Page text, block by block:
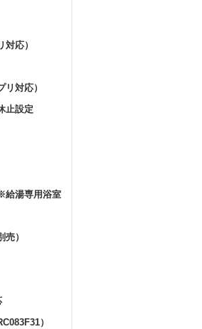
応）
対応）
止設定
給湯専用浴室
）
）